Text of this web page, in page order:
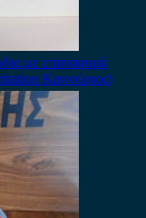
με επαναφορά
Καινούριος)